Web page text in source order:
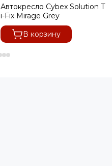
Автокресло Cybex Solution T
i-Fix Mirage Grey
В корзину